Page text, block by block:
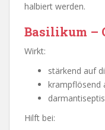
halbiert werden.
Basilikum –
Wirkt:
stärkend auf
krampflösend
Hilft bei: